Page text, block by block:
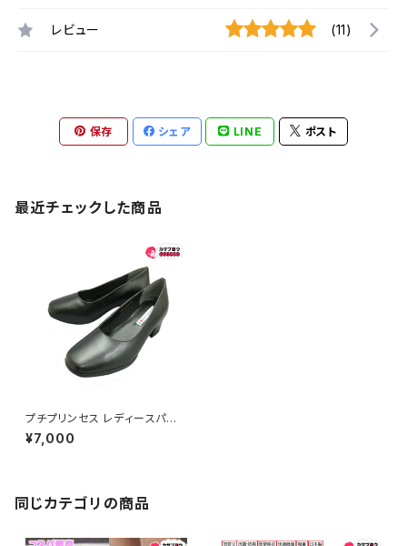
レビュー (11)
保存 シェア LINE ポスト
最近チェックした商品
プチプリンセス レディースパン
プス pp59ー1160 本革 ローヒ
ール 幅広 プレーン ビジネスシ
¥7,000
同じカテゴリの商品